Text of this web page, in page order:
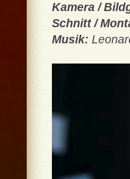
Kamera /
Schnitt /
Musik: